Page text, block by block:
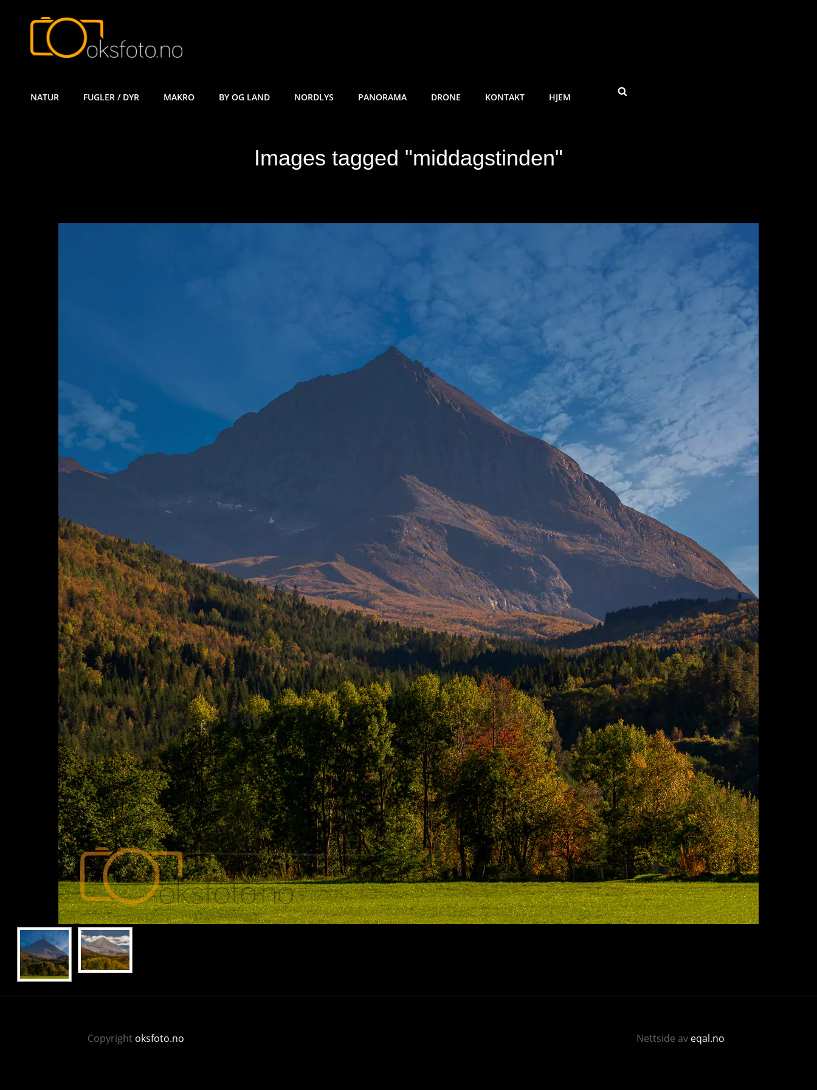
NATUR FUGLER / DYR MAKRO BY OG LAND NORDLYS PANORAMA DRONE KONTAKT HJEM
Images tagged "middagstinden"
Copyright oksfoto.no Nettside av eqal.no